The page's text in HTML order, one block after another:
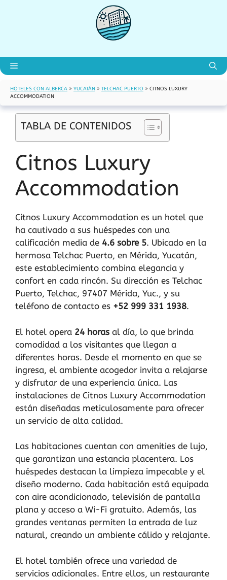
Menú
HOTELES CON ALBERCA » YUCATÁN » TELCHAC PUERTO » CITNOS LUXURY
ACCOMMODATION
TABLA DE CONTENIDOS
Citnos Luxury
Accommodation
Citnos Luxury Accommodation es un hotel que
ha cautivado a sus huéspedes con una
calificación media de 4.6 sobre 5. Ubicado en la
hermosa Telchac Puerto, en Mérida, Yucatán,
este establecimiento combina elegancia y
confort en cada rincón. Su dirección es Telchac
Puerto, Telchac, 97407 Mérida, Yuc., y su
teléfono de contacto es +52 999 331 1938.
El hotel opera 24 horas al día, lo que brinda
comodidad a los visitantes que llegan a
diferentes horas. Desde el momento en que se
ingresa, el ambiente acogedor invita a relajarse
y disfrutar de una experiencia única. Las
instalaciones de Citnos Luxury Accommodation
están diseñadas meticulosamente para ofrecer
un servicio de alta calidad.
Las habitaciones cuentan con amenities de lujo,
que garantizan una estancia placentera. Los
huéspedes destacan la limpieza impecable y el
diseño moderno. Cada habitación está equipada
con aire acondicionado, televisión de pantalla
plana y acceso a Wi-Fi gratuito. Además, las
grandes ventanas permiten la entrada de luz
natural, creando un ambiente cálido y relajante.
El hotel también ofrece una variedad de
servicios adicionales. Entre ellos, un restaurante